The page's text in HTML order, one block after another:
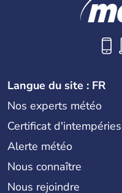
Langue du site : FR
Nos experts météo
Certificat d'intempéries
Alerte météo
Nous connaître
Nous rejoindre